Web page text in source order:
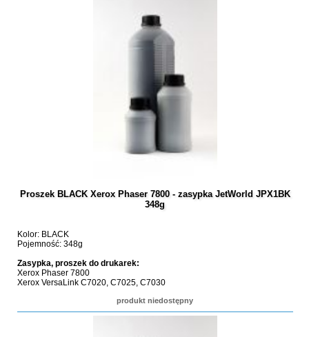
Proszek BLACK Xerox Phaser 7800 - zasypka JetWorld JPX1BK
348g
Kolor: BLACK
Pojemność: 348g
Zasypka, proszek do drukarek:
Xerox Phaser 7800
Xerox VersaLink C7020, C7025, C7030
produkt niedostępny